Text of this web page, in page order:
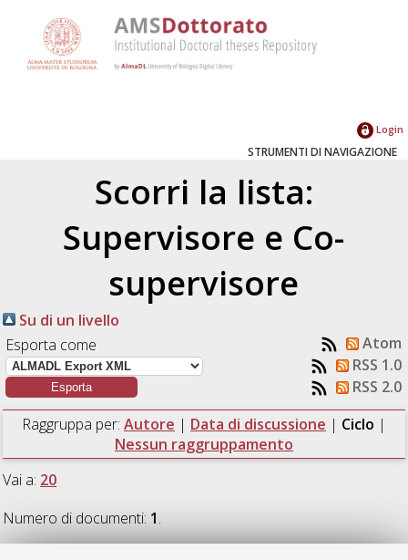
Login
STRUMENTI DI NAVIGAZIONE
Scorri la lista:
Supervisore e Co-
supervisore
Su di un livello
Esporta come
Atom
RSS 1.0
RSS 2.0
Raggruppa per: Autore | Data di discussione | Ciclo |
Nessun raggruppamento
Vai a: 20
Numero di documenti: 1.